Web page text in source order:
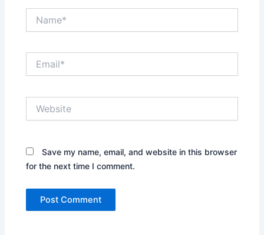
Save my name, email, and website in this browser
for the next time I comment.